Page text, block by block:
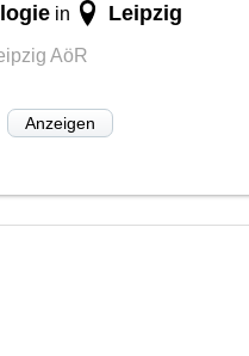
in Leipzig
AöR
Anzeigen